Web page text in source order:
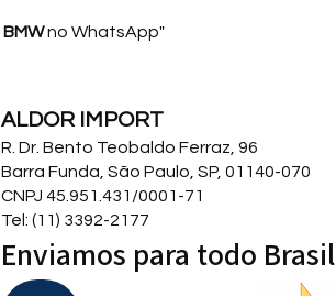
BMWno WhatsApp"
ALDOR IMPORT
R. Dr. Bento Teobaldo Ferraz, 96
Barra Funda, São Paulo, SP, 01140-070
CNPJ 45.951.431/0001-71
Tel: (11) 3392-2177
Enviamos para todo Brasil